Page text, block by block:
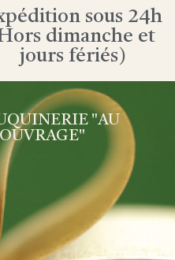
sous 24h
dimanche et
jours fériés)
"AU